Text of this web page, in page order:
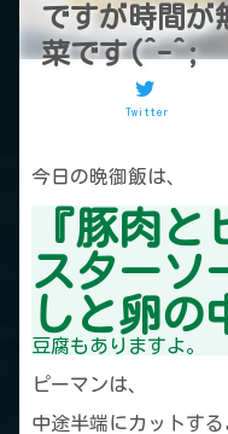
ですが時間が
菜です(^-^;
Twitter
今日の晩御飯は、
『豚肉
スターソ
しと卵の
豆腐もありますよ。
ピーマンは、
中途半端にカットする